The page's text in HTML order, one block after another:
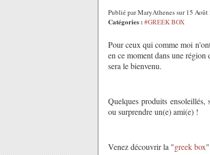
Publié par MaryAthenes sur 15
Catégories : #GREEK BOX
Pour ceux qui comme moi
en ce moment dans une
sera le bienvenu.
Quelques produits ensoleillés,
ou surprendre un(e) ami(e) !
Venez découvrir la "greek box